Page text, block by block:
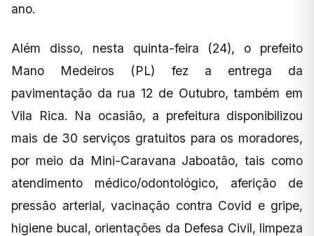
ano.
Além disso, nesta quinta-feira (24), o prefeito
Mano Medeiros (PL) fez a entrega da
pavimentação da rua 12 de Outubro, também em
Vila Rica. Na ocasião, a prefeitura disponibilizou
mais de 30 serviços gratuitos para os moradores,
por meio da Mini-Caravana Jaboatão, tais como
atendimento médico/odontológico, aferição de
pressão arterial, vacinação contra Covid e gripe,
higiene bucal, orientações da Defesa Civil, limpeza